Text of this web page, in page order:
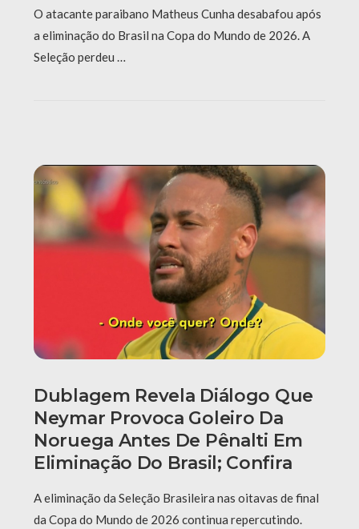
O atacante paraibano Matheus Cunha desabafou após
a eliminação do Brasil na Copa do Mundo de 2026. A
Seleção perdeu …
Dublagem Revela Diálogo Que
Neymar Provoca Goleiro Da
Noruega Antes De Pênalti Em
Eliminação Do Brasil; Confira
A eliminação da Seleção Brasileira nas oitavas de final
da Copa do Mundo de 2026 continua repercutindo.